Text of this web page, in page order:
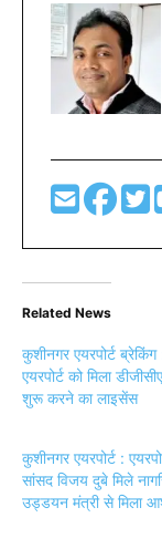
Related News
कुशीनगर एयरपोर्ट
एयरपोर्ट को मिला
शुरू करने का लाइसेंस
कुशीनगर एयरपोर्ट :
सांसद विजय दुबे मिले
उड्डयन मंत्री से मिला